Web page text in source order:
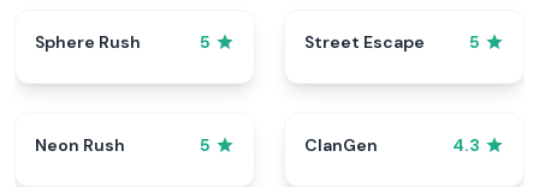
Sphere Rush 5 Street Escape 5
Neon Rush 5 ClanGen 4.3